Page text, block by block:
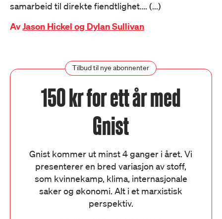
samarbeid til direkte fiendtlighet.… (...)
AvJason Hickel og Dylan Sullivan
Tilbud til nye abonnenter
150 kr for ett år med
Gnist
Gnist kommer ut minst 4 ganger i året. Vi
presenterer en bred variasjon av stoff,
som kvinnekamp, klima, internasjonale
saker og økonomi. Alt i et marxistisk
perspektiv.